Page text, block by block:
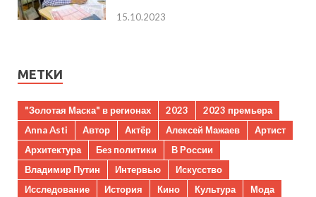
15.10.2023
МЕТКИ
"Золотая Маска" в регионах 2023
2023 премьера
Anna Asti
Автор Актёр Алексей Мажаев
Артист
Архитектура
Без политики
В России
Владимир Путин
Интервью
Искусство
Исследование
История Кино Культура
Мода